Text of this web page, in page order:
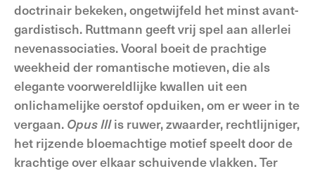
doctrinair bekeken, ongetwijfeld het minst avant-
gardistisch. Ruttmann geeft vrij spel aan allerlei
nevenassociaties. Vooral boeit de prachtige
weekheid der romantische motieven, die als
elegante voorwereldlijke kwallen uit een
onlichamelijke oerstof opduiken, om er weer in te
vergaan. Opus IIIis ruwer, zwaarder, rechtlijniger,
het rijzende bloemachtige motief speelt door de
krachtige over elkaar schuivende vlakken. Ter